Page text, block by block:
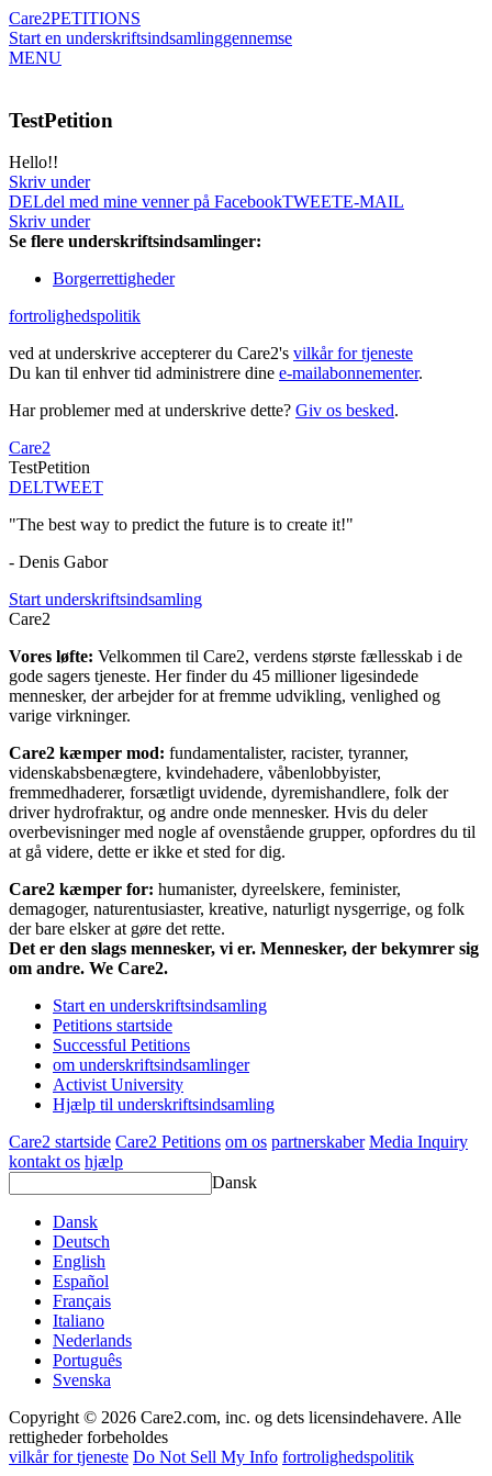
Care2PETITIONS
Start en underskriftsindsamlinggennemse
MENU
TestPetition
Hello!!
Skriv under
DELdel med mine venner på FacebookTWEETE-MAIL
Skriv under
Se flere underskriftsindsamlinger:
Borgerrettigheder
fortrolighedspolitik
ved at underskrive accepterer du Care2's vilkår for tjeneste
Du kan til enhver tid administrere dine e-mailabonnementer.
Har problemer med at underskrive dette? Giv os besked.
Care2
TestPetition
DELTWEET
"The best way to predict the future is to create it!"
- Denis Gabor
Start underskriftsindsamling
Care2
Vores løfte: Velkommen til Care2, verdens største fællesskab i de
gode sagers tjeneste. Her finder du 45 millioner ligesindede
mennesker, der arbejder for at fremme udvikling, venlighed og
varige virkninger.
Care2 kæmper mod: fundamentalister, racister, tyranner,
videnskabsbenægtere, kvindehadere, våbenlobbyister,
fremmedhaderer, forsætligt uvidende, dyremishandlere, folk der
driver hydrofraktur, og andre onde mennesker. Hvis du deler
overbevisninger med nogle af ovenstående grupper, opfordres du til
at gå videre, dette er ikke et sted for dig.
Care2 kæmper for: humanister, dyreelskere, feminister,
demagoger, naturentusiaster, kreative, naturligt nysgerrige, og folk
der bare elsker at gøre det rette.
Det er den slags mennesker, vi er. Mennesker, der bekymrer sig
om andre. We Care2.
Start en underskriftsindsamling
Petitions startside
Successful Petitions
om underskriftsindsamlinger
Activist University
Hjælp til underskriftsindsamling
Care2 startside Care2 Petitions om os partnerskaber Media Inquiry
kontakt os hjælp
Dansk
Dansk
Deutsch
English
Español
Français
Italiano
Nederlands
Português
Svenska
Copyright © 2026 Care2.com, inc. og dets licensindehavere. Alle
rettigheder forbeholdes
vilkår for tjeneste Do Not Sell My Info fortrolighedspolitik